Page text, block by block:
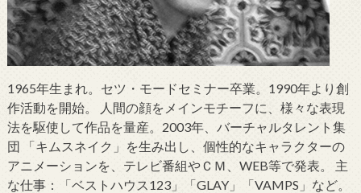
1965年生まれ。セツ・モードセミナー卒業。1990年より創
作活動を開始。 人間の顔をメインモチーフに、様々な表現
法を駆使して作品を量産。2003年、バーチャルタレント集
団 「キムスネイク」を生み出し、個性的なキャラクターの
アニメーションを、テレビ番組やＣＭ、WEB等で発表。 主
な仕事：「ベストハウス123」「GLAY」「VAMPS」など。